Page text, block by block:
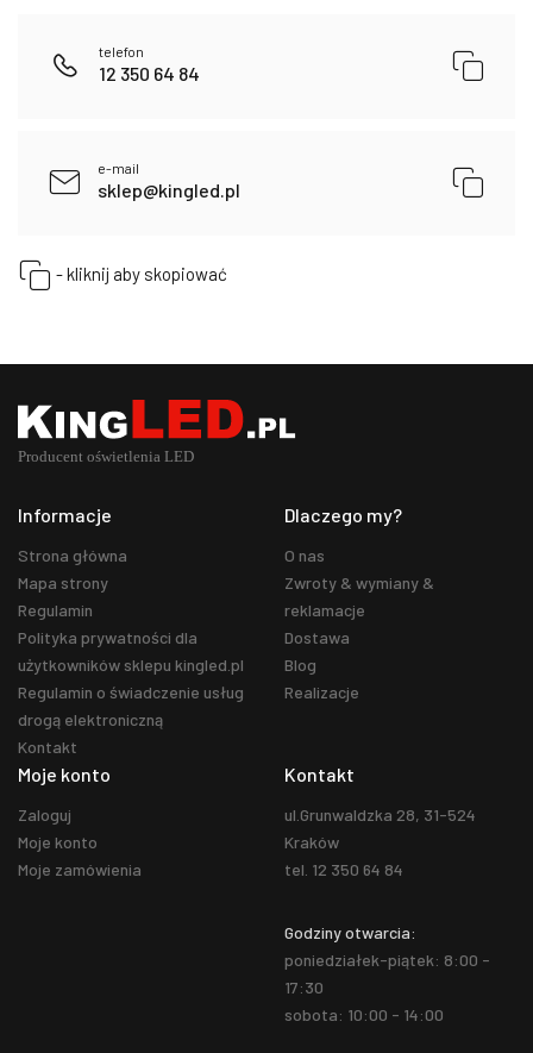
telefon
12 350 64 84
e-mail
sklep@kingled.pl
- kliknij aby skopiować
Informacje
Strona główna
Mapa strony
Regulamin
Polityka prywatności dla
użytkowników sklepu kingled.pl
Regulamin o świadczenie usług
drogą elektroniczną
Kontakt
Dlaczego my?
O nas
Zwroty & wymiany &
reklamacje
Dostawa
Blog
Realizacje
Moje konto
Zaloguj
Moje konto
Moje zamówienia
Kontakt
ul.Grunwaldzka 28, 31-524
Kraków
tel. 12 350 64 84
Godziny otwarcia:
poniedziałek-piątek: 8:00 -
17:30
sobota: 10:00 - 14:00